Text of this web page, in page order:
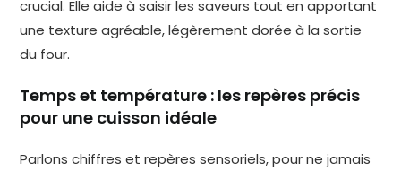
crucial. Elle aide à saisir les saveurs tout en apportant
une texture agréable, légèrement dorée à la sortie
du four.
Temps et température : les repères précis
pour une cuisson idéale
Parlons chiffres et repères sensoriels, pour ne jamais